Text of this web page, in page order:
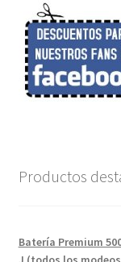
Productos
Batería Premium